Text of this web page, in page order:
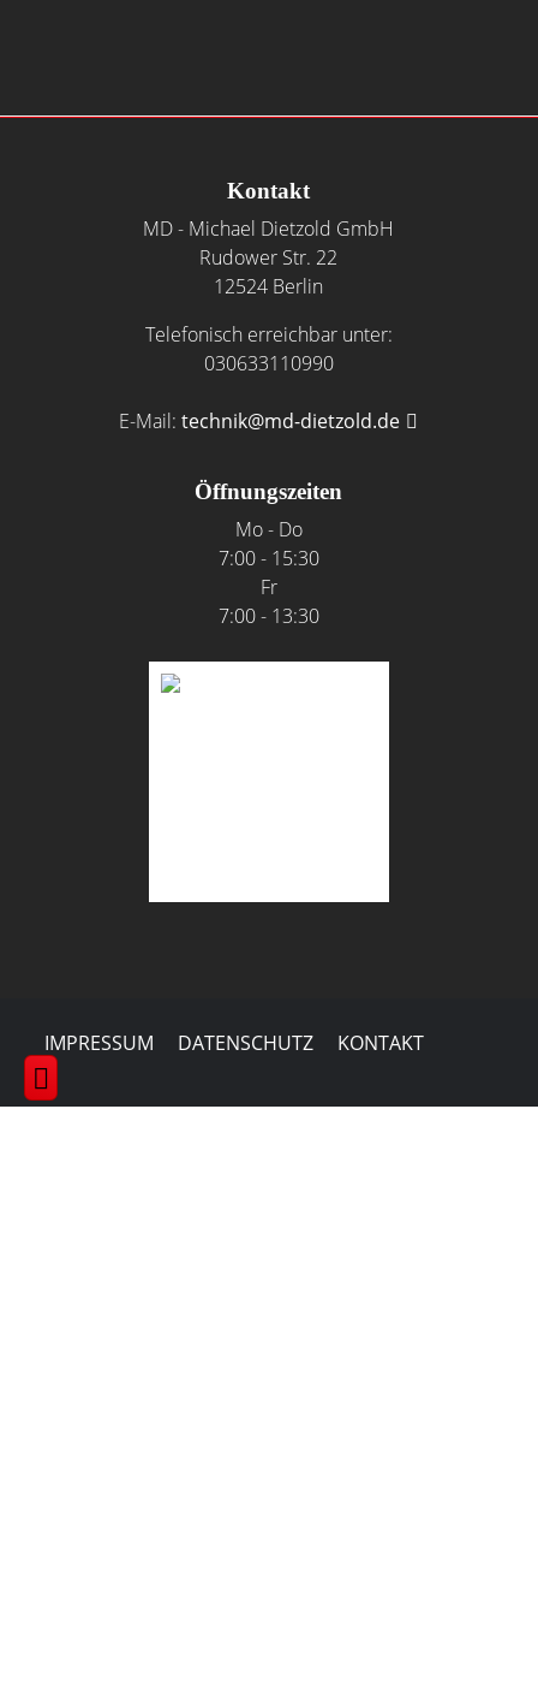
Footer - Kontaktdaten und Öffnungszeiten
Kontakt
MD - Michael Dietzold GmbH
Rudower Str. 22
12524 Berlin
Telefonisch erreichbar unter:
030633110990
E-Mail:technik@md-dietzold.de
Öffnungszeiten
Mo - Do
7:00 - 15:30
Fr
7:00 - 13:30
IMPRESSUM DATENSCHUTZ KONTAKT